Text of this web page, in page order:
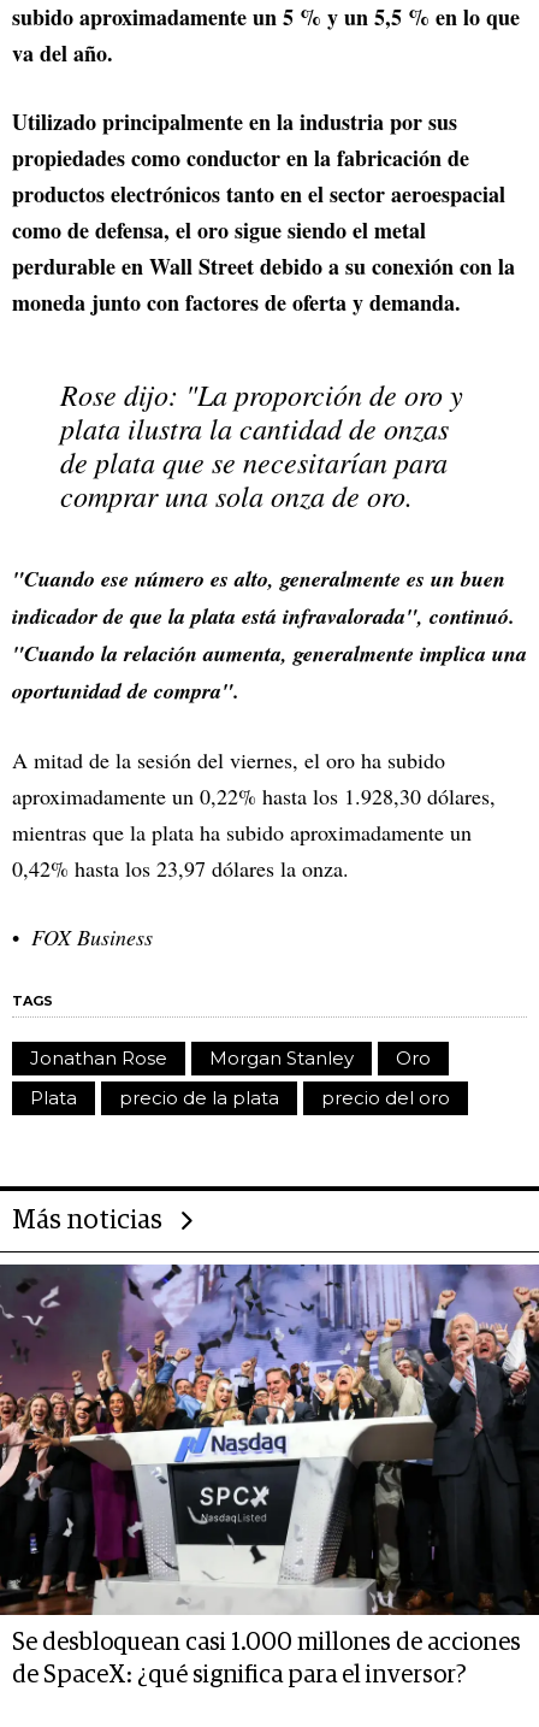
subido aproximadamente un 5 % y un 5,5 % en lo que
va del año.
Utilizado principalmente en la industria por sus
propiedades como conductor en la fabricación de
productos electrónicos tanto en el sector aeroespacial
como de defensa, el oro sigue siendo el metal
perdurable en Wall Street debido a su conexión con la
moneda junto con factores de oferta y demanda.
Rose dijo: "La proporción de oro y
plata ilustra la cantidad de onzas
de plata que se necesitarían para
comprar una sola onza de oro.
"Cuando ese número es alto, generalmente es un buen
indicador de que la plata está infravalorada", continuó.
"Cuando la relación aumenta, generalmente implica una
oportunidad de compra".
A mitad de la sesión del viernes, el oro ha subido
aproximadamente un 0,22% hasta los 1.928,30 dólares,
mientras que la plata ha subido aproximadamente un
0,42% hasta los 23,97 dólares la onza.
FOX Business
TAGS
Jonathan Rose Morgan Stanley
Oro
Plata
precio de la plata precio del oro
Más noticias
Se desbloquean casi 1.000 millones de acciones
de SpaceX: ¿qué significa para el inversor?